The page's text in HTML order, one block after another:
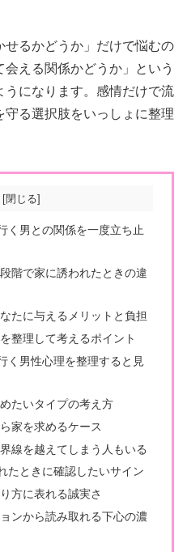
るかどうか」だけで悩むの
える関係かどうか」という
になります。感情だけで流
る選択肢をいっしょに整理
く男との関係を一度立ち止
階で家に誘われたときの違
たに与えるメリットと負担
整理して考えるポイント
く男性心理を整理すると見
たいタイプの考え方
家を求めるケース
線を越えてしまう人もいる
たときに確認したいサイン
方に表れる誠実さ
ンから読み取れる下心の濃